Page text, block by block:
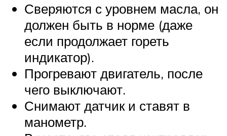
Сверяются с уровнем масла, он
должен быть в норме (даже
если продолжает гореть
индикатор).
Прогревают двигатель, после
чего выключают.
Снимают датчик и ставят в
манометр.